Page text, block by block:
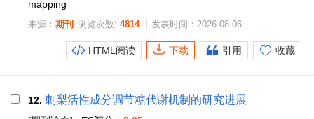
mapping
来源： 期刊 浏览次数: 4814 发表时间：2026-08-06
HTML阅读 下载 引用 收藏
12. 刺梨活性成分调节糖代谢机制的研究进展